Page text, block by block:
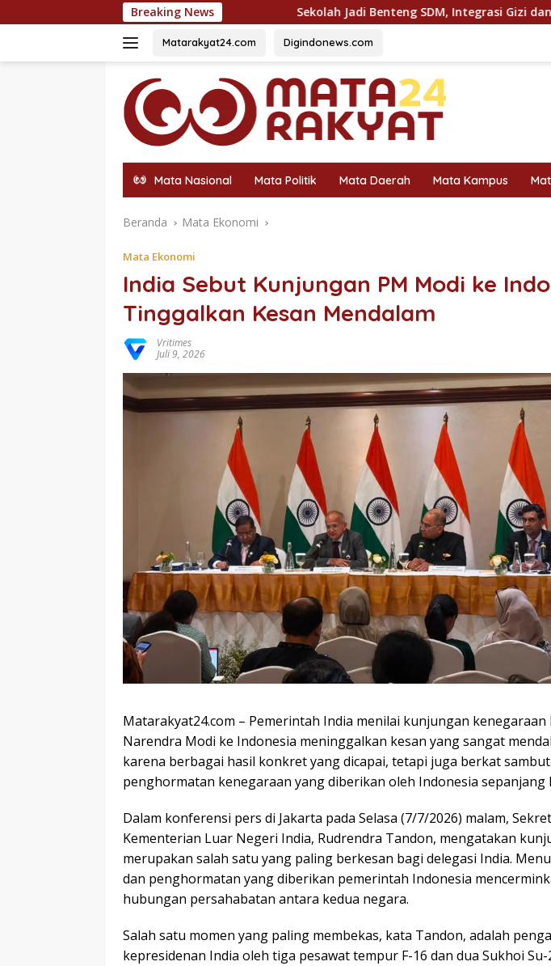
ke
Breaking News
Sekolah Jadi Benteng SDM, Integrasi Gizi dan Pendidikan Dinilai Kunci
Matarakyat24.com Digindonews.com
Mata Nasional Mata Politik Mata Daerah Mata Kampus
Beranda Mata Ekonomi
Mata Ekonomi
India Sebut Kunjungan PM Modi ke
Tinggalkan Kesan Mendalam
Vritimes
Juli 9, 2026
Matarakyat24.com – Pemerintah India menilai kunjungan kenegaraan
Narendra Modi ke Indonesia meninggalkan kesan yang sangat
karena berbagai hasil konkret yang dicapai, tetapi juga berkat
penghormatan kenegaraan yang diberikan oleh Indonesia sepanjang
Dalam konferensi pers di Jakarta pada Selasa (7/7/2026) malam,
Kementerian Luar Negeri India, Rudrendra Tandon, mengatakan
merupakan salah satu yang paling berkesan bagi delegasi India.
dan penghormatan yang diberikan pemerintah Indonesia
hubungan persahabatan antara kedua negara.
Salah satu momen yang paling membekas, kata Tandon, adalah
kepresidenan India oleh tiga pesawat tempur F-16 dan dua Sukhoi